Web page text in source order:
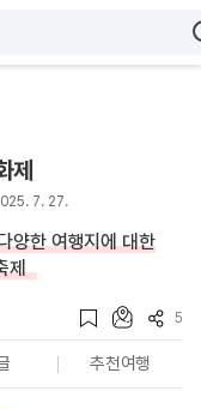
제
7. 27.
양한 여행지에 대한
제
5
추천여행